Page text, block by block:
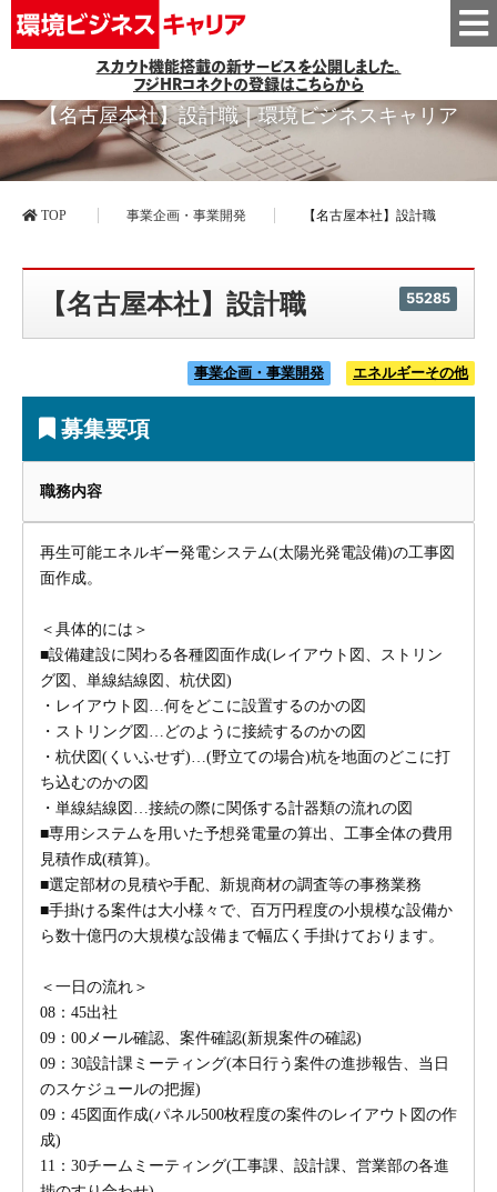
スカウト機能搭載の新サービスを公開しました。
フジHRコネクトの登録はこちらから
【名古屋本社】設計職｜環境ビジネスキャリア
TOP 事業企画・事業開発 【名古屋本社】設計職
【名古屋本社】設計職 55285
事業企画・事業開発 エネルギーその他
募集要項
職務内容
再生可能エネルギー発電システム(太陽光発電設備)の工事図
面作成。
＜具体的には＞
■設備建設に関わる各種図面作成(レイアウト図、ストリン
グ図、単線結線図、杭伏図)
・レイアウト図…何をどこに設置するのかの図
・ストリング図…どのように接続するのかの図
・杭伏図(くいふせず)…(野立ての場合)杭を地面のどこに打
ち込むのかの図
・単線結線図…接続の際に関係する計器類の流れの図
■専用システムを用いた予想発電量の算出、工事全体の費用
見積作成(積算)。
■選定部材の見積や手配、新規商材の調査等の事務業務
■手掛ける案件は大小様々で、百万円程度の小規模な設備か
ら数十億円の大規模な設備まで幅広く手掛けております。
＜一日の流れ＞
08：45出社
09：00メール確認、案件確認(新規案件の確認)
09：30設計課ミーティング(本日行う案件の進捗報告、当日
のスケジュールの把握)
09：45図面作成(パネル500枚程度の案件のレイアウト図の作
成)
11：30チームミーティング(工事課、設計課、営業部の各進